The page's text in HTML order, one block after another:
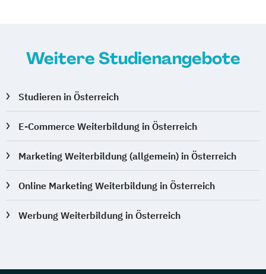
Weitere Studienangebote
Studieren in Österreich
E-Commerce Weiterbildung in Österreich
Marketing Weiterbildung (allgemein) in Österreich
Online Marketing Weiterbildung in Österreich
Werbung Weiterbildung in Österreich